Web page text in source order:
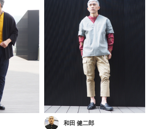
和田 健二郎